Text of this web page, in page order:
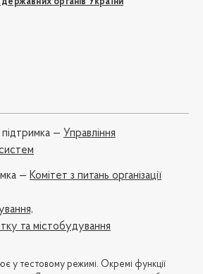
підтримка — Управління
— Комітет з питань організації
та містобудування
у тестовому режимі. Окремі функції